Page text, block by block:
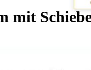
mit